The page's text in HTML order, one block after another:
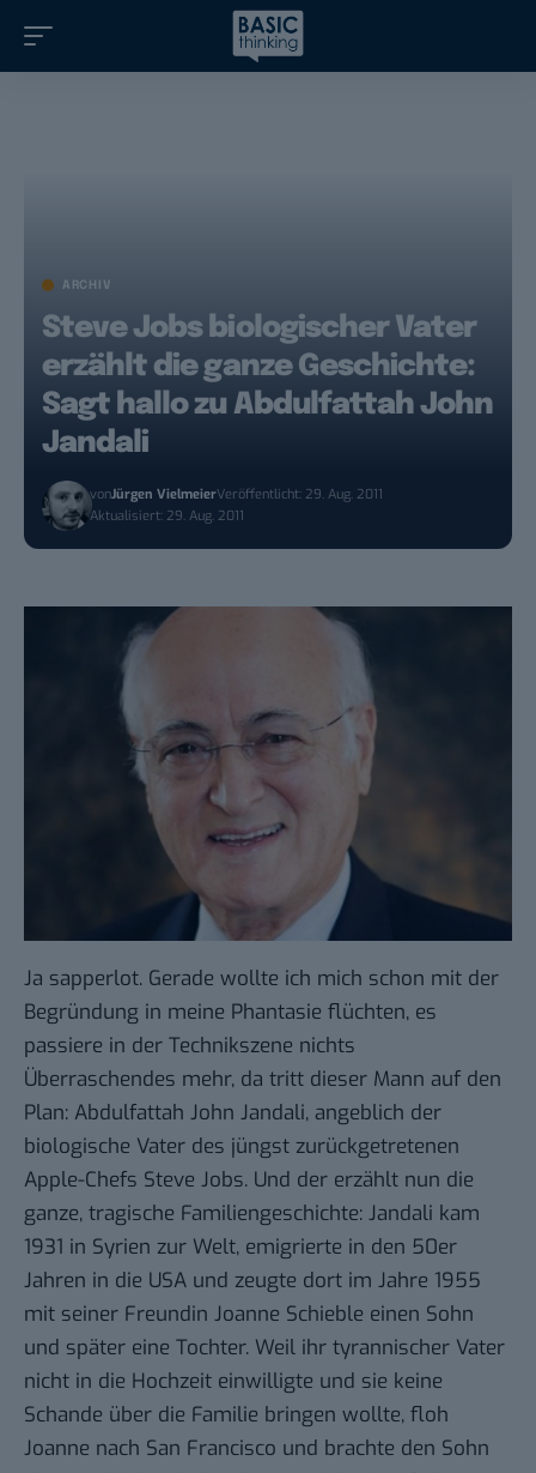
ARCHIV
Steve Jobs biologischer Vater
erzählt die ganze Geschichte:
Sagt hallo zu Abdulfattah John
Jandali
vonJürgen VielmeierVeröffentlicht: 29. Aug. 2011
Aktualisiert: 29. Aug. 2011
Ja sapperlot. Gerade wollte ich mich schon mit der
Begründung in meine Phantasie flüchten, es
passiere in der Technikszene nichts
Überraschendes mehr, da tritt dieser Mann auf den
Plan: Abdulfattah John Jandali, angeblich der
biologische Vater des jüngst zurückgetretenen
Apple-Chefs Steve Jobs. Und der erzählt nun die
ganze, tragische Familiengeschichte: Jandali kam
1931 in Syrien zur Welt, emigrierte in den 50er
Jahren in die USA und zeugte dort im Jahre 1955
mit seiner Freundin Joanne Schieble einen Sohn
und später eine Tochter. Weil ihr tyrannischer Vater
nicht in die Hochzeit einwilligte und sie keine
Schande über die Familie bringen wollte, floh
Joanne nach San Francisco und brachte den Sohn